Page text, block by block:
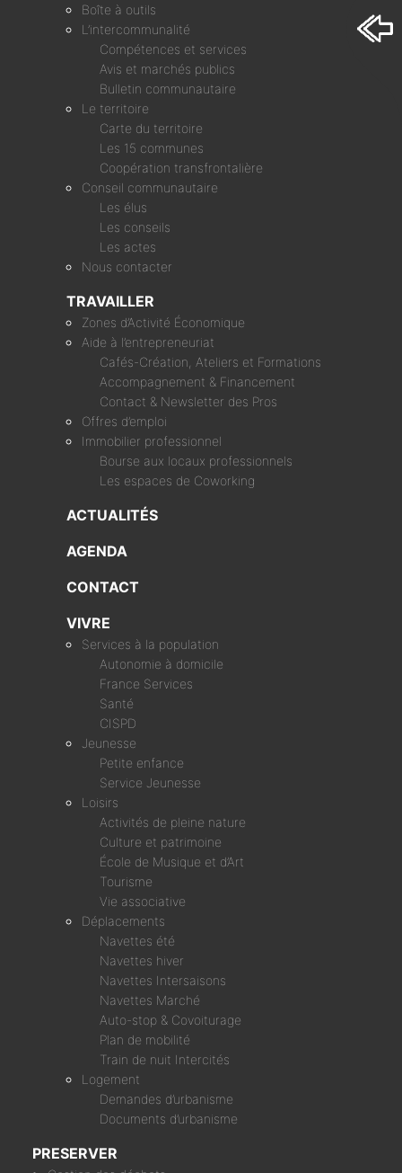
Boîte à outils
L’intercommunalité
Compétences et services
Avis et marchés publics
Bulletin communautaire
Le territoire
Carte du territoire
Les 15 communes
Coopération transfrontalière
Conseil communautaire
Les élus
Les conseils
Les actes
Nous contacter
TRAVAILLER
Zones d’Activité Économique
Aide à l’entrepreneuriat
Cafés-Création, Ateliers et Formations
Accompagnement & Financement
Contact & Newsletter des Pros
Offres d’emploi
Immobilier professionnel
Bourse aux locaux professionnels
Les espaces de Coworking
ACTUALITÉS
AGENDA
CONTACT
VIVRE
Services à la population
Autonomie à domicile
France Services
Santé
CISPD
Jeunesse
Petite enfance
Service Jeunesse
Loisirs
Activités de pleine nature
Culture et patrimoine
École de Musique et d’Art
Tourisme
Vie associative
Déplacements
Navettes été
Navettes hiver
Navettes Intersaisons
Navettes Marché
Auto-stop & Covoiturage
Plan de mobilité
Train de nuit Intercités
Logement
Demandes d’urbanisme
Documents d’urbanisme
PRESERVER